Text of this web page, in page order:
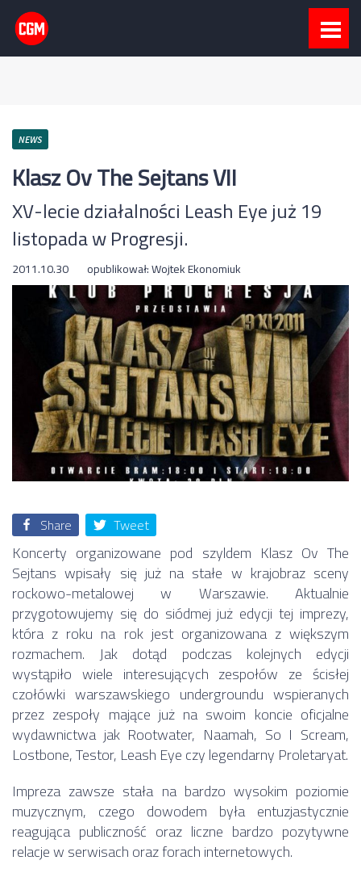
NEWS
Klasz Ov The Sejtans VII
XV-lecie działalności Leash Eye już 19
listopada w Progresji.
2011.10.30 opublikował:Wojtek Ekonomiuk
Share Tweet
Koncerty organizowane pod szyldem Klasz Ov The
Sejtans wpisały się już na stałe w krajobraz sceny
rockowo-metalowej w Warszawie. Aktualnie
przygotowujemy się do siódmej już edycji tej imprezy,
która z roku na rok jest organizowana z większym
rozmachem. Jak dotąd podczas kolejnych edycji
wystąpiło wiele interesujących zespołów ze ścisłej
czołówki warszawskiego undergroundu wspieranych
przez zespoły mające już na swoim koncie oficjalne
wydawnictwa jak Rootwater, Naamah, So I Scream,
Lostbone, Testor, Leash Eye czy legendarny Proletaryat.
Impreza zawsze stała na bardzo wysokim poziomie
muzycznym, czego dowodem była entuzjastycznie
reagująca publiczność oraz liczne bardzo pozytywne
relacje w serwisach oraz forach internetowych.